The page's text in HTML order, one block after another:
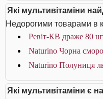
Які мультивітаміни
Недорогими товарами в
Ревіт-КВ драже 80
Naturino Чорна
Naturino Полуниця
Які мультивітаміни є